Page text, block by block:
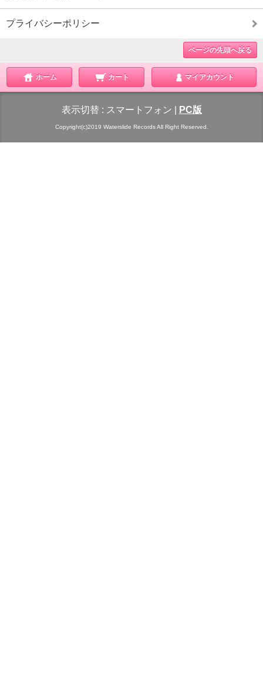
プライバシーポリシー
ページの先頭へ戻る
ホーム カート マイアカウント
表示切替 : スマートフォン PC版
Copyright(c)2019 Waterslide Records All Right Reserved.